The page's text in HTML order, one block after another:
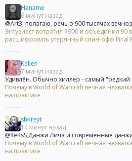
Haname
6 минут назад
@Art3, полагаю, речь о 900 тысячах
Энтузиаст потратил $900 и объединил 90
расшифровать утерянный спин-офф Final
Kellen
7 минут назад
Удивлён. Обычно хиллер - самый "редкий
Почему в World of Warcraft вечная
на практике
shKreyt
14 минут назад
@ReKsS,Данжи Лича и современные
Почему в World of Warcraft вечная
на практике